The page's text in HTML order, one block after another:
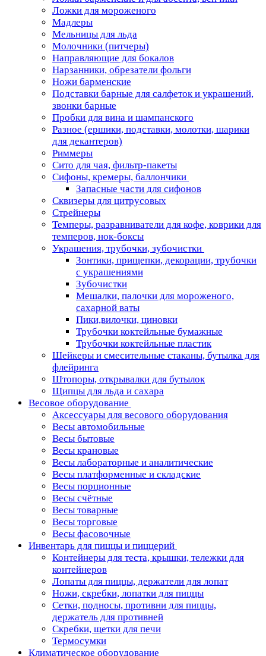
Ложки для мороженого
Мадлеры
Мельницы для льда
Молочники (питчеры)
Направляющие для бокалов
Нарзанники, обрезатели фольги
Ножи барменские
Подставки барные для салфеток и украшений,
звонки барные
Пробки для вина и шампанского
Разное (ершики, подставки, молотки, шарики
для декантеров)
Риммеры
Сито для чая, фильтр-пакеты
Сифоны, кремеры, баллончики
Запасные части для сифонов
Сквизеры для цитрусовых
Стрейнеры
Темперы, разравниватели для кофе, коврики для
темперов, нок-боксы
Украшения, трубочки, зубочистки
Зонтики, прищепки, декорации, трубочки
с украшениями
Зубочистки
Мешалки, палочки для мороженого,
сахарной ваты
Пики,вилочки, циновки
Трубочки коктейльные бумажные
Трубочки коктейльные пластик
Шейкеры и смесительные стаканы, бутылка для
флейринга
Штопоры, открывалки для бутылок
Щипцы для льда и сахара
Весовое оборудование
Аксессуары для весового оборудования
Весы автомобильные
Весы бытовые
Весы крановые
Весы лабораторные и аналитические
Весы платформенные и складские
Весы порционные
Весы счётные
Весы товарные
Весы торговые
Весы фасовочные
Инвентарь для пиццы и пиццерий
Контейнеры для теста, крышки, тележки для
контейнеров
Лопаты для пиццы, держатели для лопат
Ножи, скребки, лопатки для пиццы
Сетки, подносы, противни для пиццы,
держатель для противней
Скребки, щетки для печи
Термосумки
Климатическое оборудование